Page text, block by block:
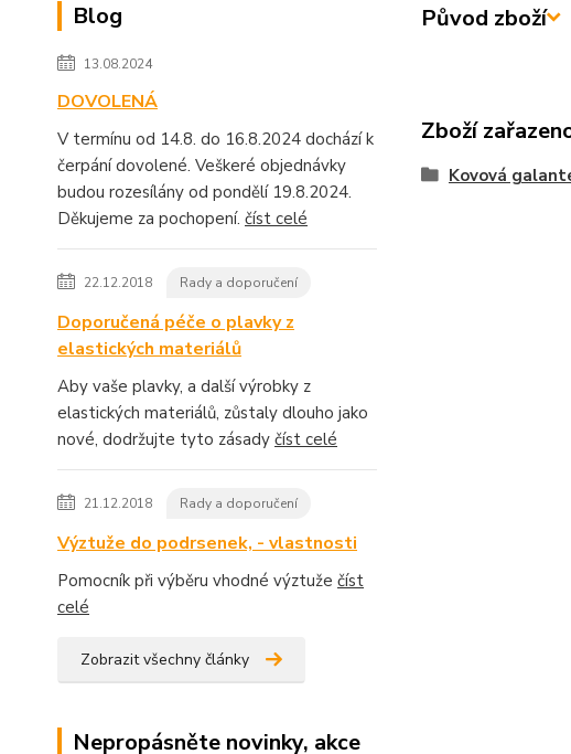
Blog
13.08.2024
DOVOLENÁ
V termínu od 14.8. do 16.8.2024 dochází k
čerpání dovolené. Veškeré objednávky
budou rozesílány od pondělí 19.8.2024.
Děkujeme za pochopení. číst celé
22.12.2018 Rady a doporučení
Doporučená péče o plavky z
elastických materiálů
Aby vaše plavky, a další výrobky z
elastických materiálů, zůstaly dlouho jako
nové, dodržujte tyto zásady číst celé
21.12.2018 Rady a doporučení
Výztuže do podrsenek, - vlastnosti
Pomocník při výběru vhodné výztuže číst
celé
Zobrazit všechny články
Nepropásněte novinky, akce
Původ zboží
Zboží
Kovová